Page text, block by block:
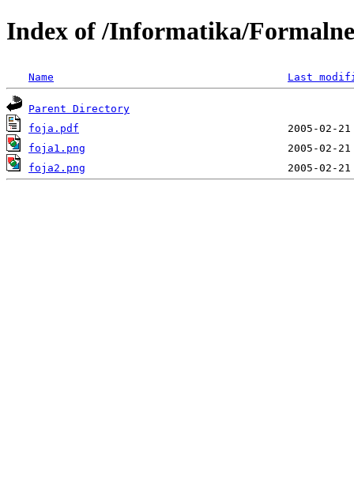
Index of /Informatika/
Name Last
Parent Directory
foja.pdf
foja1.png
foja2.png